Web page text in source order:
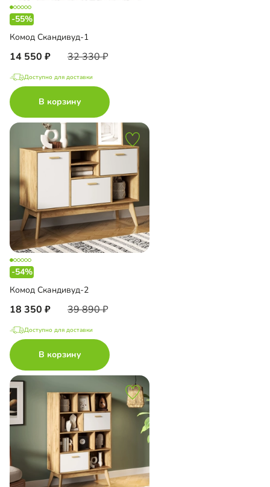
-55%
Комод Скандивуд-1
14 550 32 330
Доступно для доставки
В корзину
-54%
Комод Скандивуд-2
18 350 39 890
Доступно для доставки
В корзину